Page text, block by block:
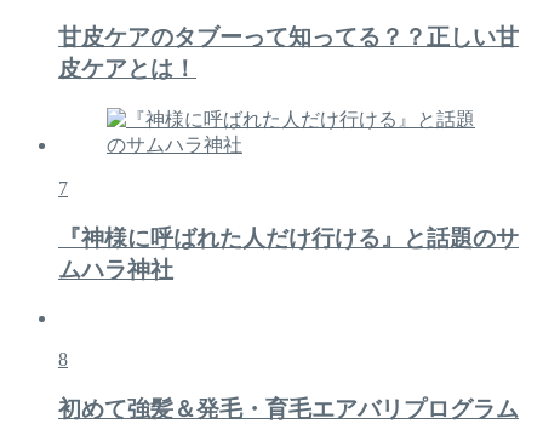
甘皮ケアのタブーって知ってる？？正しい甘
皮ケアとは！
7
『神様に呼ばれた人だけ行ける』と話題のサ
ムハラ神社
8
初めて強髪＆発毛・育毛エアバリプログラム